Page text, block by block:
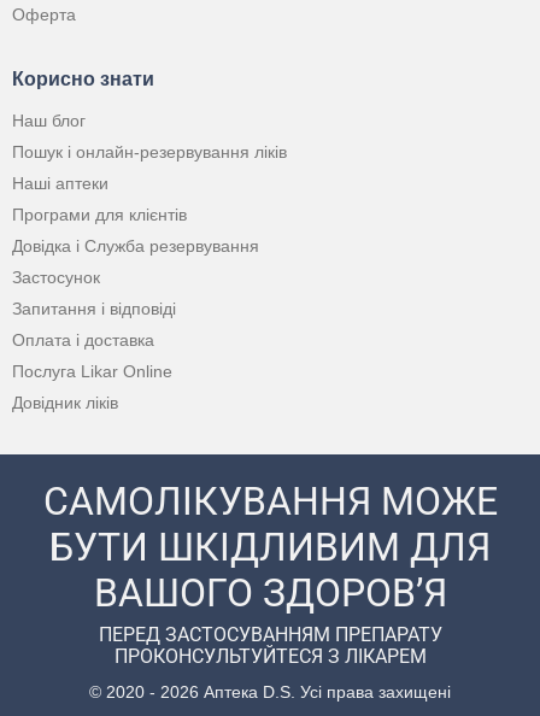
Оферта
Корисно знати
Наш блог
Пошук і онлайн-резервування ліків
Наші аптеки
Програми для клієнтів
Довідка і Служба резервування
Застосунок
Запитання і відповіді
Оплата і доставка
Послуга Likar Online
Довідник ліків
САМОЛІКУВАННЯ МОЖЕ
БУТИ ШКІДЛИВИМ ДЛЯ
ВАШОГО ЗДОРОВ’Я
ПЕРЕД ЗАСТОСУВАННЯМ ПРЕПАРАТУ
ПРОКОНСУЛЬТУЙТЕСЯ З ЛІКАРЕМ
© 2020 - 2026 Аптека D.S. Усі права захищені